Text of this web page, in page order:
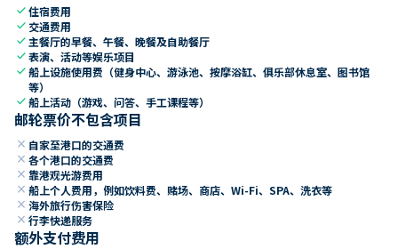
check住宿费用
check 交通费用
check 主餐厅的早餐、午餐、晚餐及自助餐厅
check表演、活动等娱乐项目
check船上设施使用费（健身中心、游泳池、按摩浴缸、俱乐部休息室、图书馆
等）
check船上活动（游戏、问答、手工课程等）
邮轮票价不包含项目
close 自家至港口的交通费
close 各个港口的交通费
close 靠港观光游费用
close 船上个人费用，例如饮料费、赌场、商店、Wi-Fi、SPA、洗衣等
close 海外旅行伤害保险
close 行李快递服务
额外支付费用